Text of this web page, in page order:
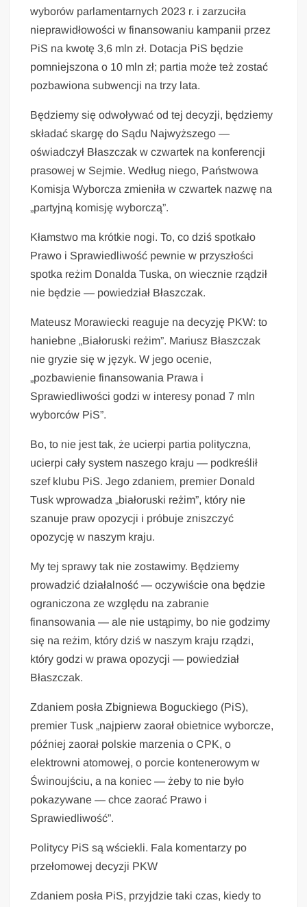
wyborów parlamentarnych 2023 r. i zarzuciła
nieprawidłowości w finansowaniu kampanii przez
PiS na kwotę 3,6 mln zł. Dotacja PiS będzie
pomniejszona o 10 mln zł; partia może też zostać
pozbawiona subwencji na trzy lata.
Będziemy się odwoływać od tej decyzji, będziemy
składać skargę do Sądu Najwyższego —
oświadczył Błaszczak w czwartek na konferencji
prasowej w Sejmie. Według niego, Państwowa
Komisja Wyborcza zmieniła w czwartek nazwę na
„partyjną komisję wyborczą”.
Kłamstwo ma krótkie nogi. To, co dziś spotkało
Prawo i Sprawiedliwość pewnie w przyszłości
spotka reżim Donalda Tuska, on wiecznie rządził
nie będzie — powiedział Błaszczak.
Mateusz Morawiecki reaguje na decyzję PKW: to
haniebne „Białoruski reżim”. Mariusz Błaszczak
nie gryzie się w język. W jego ocenie,
„pozbawienie finansowania Prawa i
Sprawiedliwości godzi w interesy ponad 7 mln
wyborców PiS”.
Bo, to nie jest tak, że ucierpi partia polityczna,
ucierpi cały system naszego kraju — podkreślił
szef klubu PiS. Jego zdaniem, premier Donald
Tusk wprowadza „białoruski reżim”, który nie
szanuje praw opozycji i próbuje zniszczyć
opozycję w naszym kraju.
My tej sprawy tak nie zostawimy. Będziemy
prowadzić działalność — oczywiście ona będzie
ograniczona ze względu na zabranie
finansowania — ale nie ustąpimy, bo nie godzimy
się na reżim, który dziś w naszym kraju rządzi,
który godzi w prawa opozycji — powiedział
Błaszczak.
Zdaniem posła Zbigniewa Boguckiego (PiS),
premier Tusk „najpierw zaorał obietnice wyborcze,
później zaorał polskie marzenia o CPK, o
elektrowni atomowej, o porcie kontenerowym w
Świnoujściu, a na koniec — żeby to nie było
pokazywane — chce zaorać Prawo i
Sprawiedliwość”.
Politycy PiS są wściekli. Fala komentarzy po
przełomowej decyzji PKW
Zdaniem posła PiS, przyjdzie taki czas, kiedy to